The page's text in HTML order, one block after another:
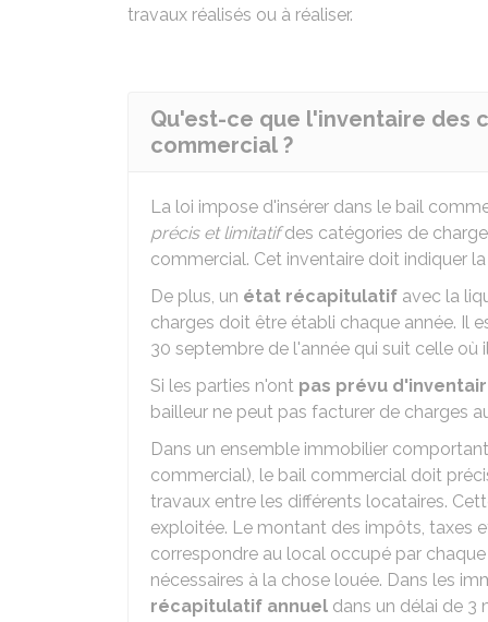
travaux réalisés ou à réaliser.
Qu'est-ce que l'inventaire des
commercial ?
La loi impose d'insérer dans le bail
précis et limitatifdes catégories de
commercial. Cet inventaire doit indiquer
De plus, un état récapitulatif avec la
charges doit être établi chaque année. Il
30 septembre de l'année qui suit celle où
Si les parties n'ont pas prévu
bailleur ne peut pas facturer de charges
Dans un ensemble immobilier
commercial), le bail commercial doit
travaux entre les différents locataires.
exploitée. Le montant des impôts, taxes
correspondre au local occupé par
nécessaires à la chose louée. Dans les
récapitulatif annuel dans un délai de 3